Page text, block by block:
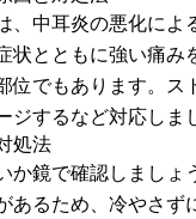
中耳炎の悪化に
とともに強い痛
位でもあります。
するなど対応しま
処法
鏡で確認しまし
あるため、冷やさ